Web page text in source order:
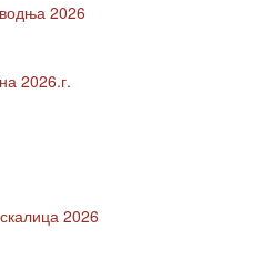
2026
2026.г.
2026